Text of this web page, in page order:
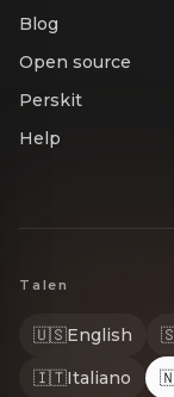
Blog
Open source
Perskit
Help
Talen
🇺🇸English
🇮🇹Italiano